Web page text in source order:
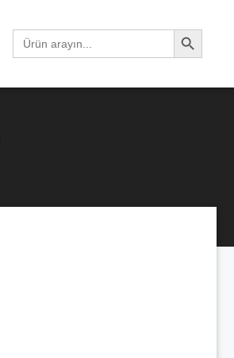
Search
for:
Search Button